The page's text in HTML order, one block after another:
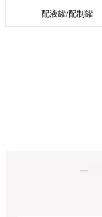
配液罐/配制罐